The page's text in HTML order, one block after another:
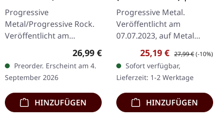
The Messiah Complex
| BLACK LP
Progressive
Metal/Progressive Rock.
Veröffentlicht am
04.09.2026, auf Season Of
Mist. Schwarzes Vinyl im
Deluxe-Gatefold-Cover
mit…
Regulärer Preis:
26,99 €
Preorder. Erscheint am 4.
September 2026
HINZUFÜGEN
BLACK 2LP
Progressive Metal.
Veröffentlicht am
07.07.2023, auf Metal
Blade Records. Schwarzes
Doppel-Vinyl im Gatefold-
Cover. "FWX" von Fates
Warning ist eine…
Verkaufspreis:
25,19 € Regulärer Preis:
27,99 €(-10%)
Sofort verfügbar,
Lieferzeit: 1-2 Werktage
HINZUFÜGEN